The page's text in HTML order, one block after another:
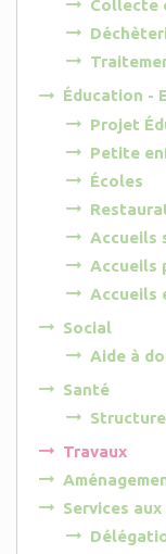
Collecte
Éducation -
Projet
Petite
Écoles
Accueils
Accueils
Accueils
Social
Aide à
Santé
Travaux
Services aux